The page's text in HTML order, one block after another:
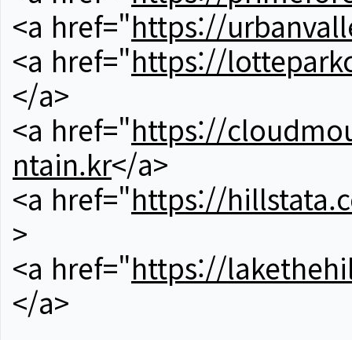
<a href="https://
<a href="https://
</a>
<a href="https://
ntain.kr</a>
<a href="https://
>
<a href="https://
</a>